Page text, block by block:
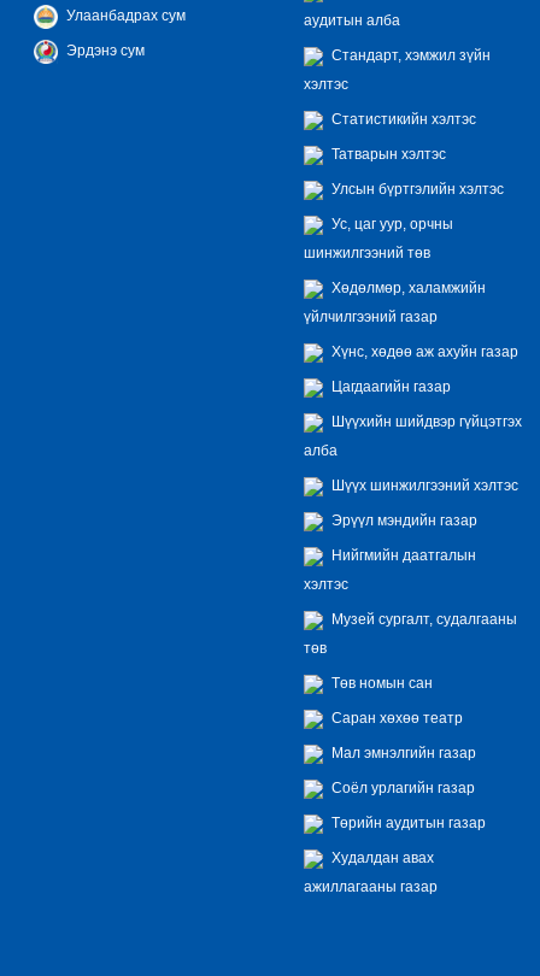
Улаанбадрах сум
Эрдэнэ сум
аудитын алба
Стандарт, хэмжил зүйн
хэлтэс
Статистикийн хэлтэс
Татварын хэлтэс
Улсын бүртгэлийн хэлтэс
Ус, цаг уур, орчны
шинжилгээний төв
Хөдөлмөр, халамжийн
үйлчилгээний газар
Хүнс, хөдөө аж ахуйн газар
Цагдаагийн газар
Шүүхийн шийдвэр гүйцэтгэх
алба
Шүүх шинжилгээний хэлтэс
Эрүүл мэндийн газар
Нийгмийн даатгалын
хэлтэс
Музей сургалт, судалгааны
төв
Төв номын сан
Саран хөхөө театр
Мал эмнэлгийн газар
Соёл урлагийн газар
Төрийн аудитын газар
Худалдан авах
ажиллагааны газар